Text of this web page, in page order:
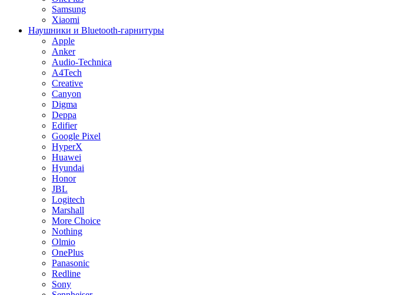
Samsung
Xiaomi
Наушники и Bluetooth-гарнитуры
Apple
Anker
Audio-Technica
A4Tech
Creative
Canyon
Digma
Deppa
Edifier
Google Pixel
HyperX
Huawei
Hyundai
Honor
JBL
Logitech
Marshall
More Choice
Nothing
Olmio
OnePlus
Panasonic
Redline
Sony